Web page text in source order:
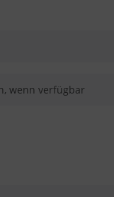
wenn verfügbar